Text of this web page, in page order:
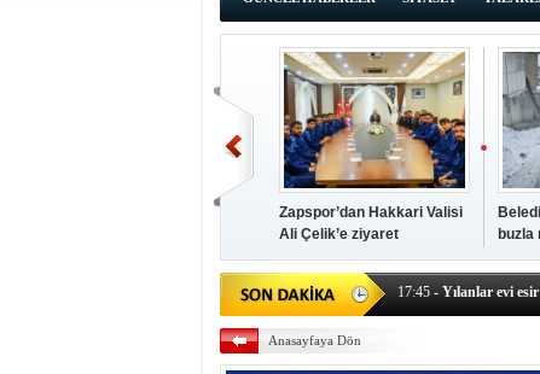
Zapspor’dan Hakkari Valisi
Ali Çelik’e ziyaret
buzla
17:45 - Yılanlar evi
17:43- Hakkari
17:37- Başkan
Anasayfaya Dön